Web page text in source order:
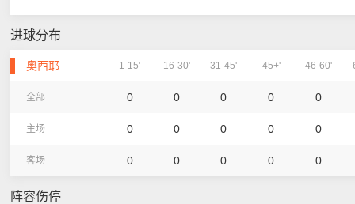
进球分布
奥西耶 1-15' 16-30' 31-45' 45+' 46-60'
全部 0 0 0 0 0
主场 0 0 0 0 0
客场 0 0 0 0 0
阵容伤停